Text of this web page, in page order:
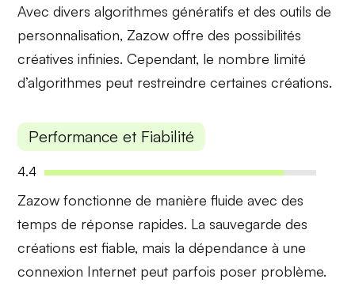
Avec diversalgorithmes génératifs et des outils de
personnalisation, Zazow offre des possibilités
créatives infinies. Cependant, le nombre limité
d’algorithmes peut restreindre certaines créations.
Performance et Fiabilité
4.4
Zazow fonctionne de manière fluide avec des
temps de réponse rapides. Lasauvegarde des
créations est fiable, mais la dépendance à une
connexion Internet peut parfois poser problème.